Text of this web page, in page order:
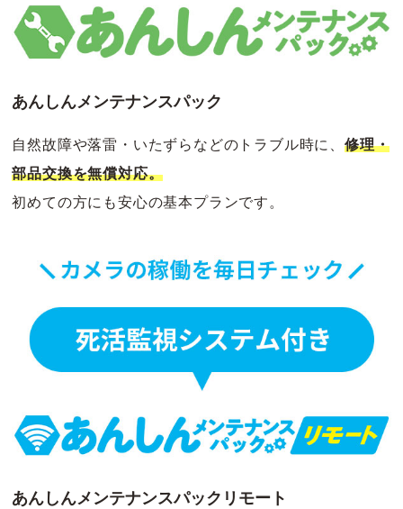
あんしんメンテナンスパック
自然故障や落雷・いたずらなどのトラブル時に、修理・
部品交換を無償対応。
初めての方にも安心の基本プランです。
あんしんメンテナンスパックリモート